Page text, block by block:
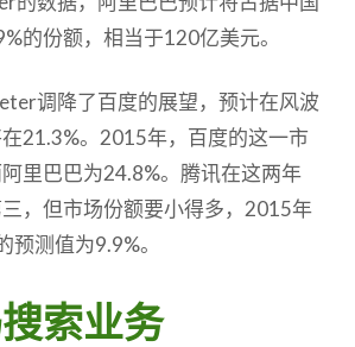
的份额，相当于120亿美元。
调降了百度的展望，预计在风波
21.3%。2015年，百度的这一市
里巴巴为24.8%。腾讯在这两年
，但市场份额要小得多，2015年
测值为9.9%。
搜索业务